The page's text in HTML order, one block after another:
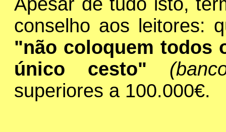
conselho aos leitores:
"não coloquem todos
único cesto"
superiores a 100.000€.